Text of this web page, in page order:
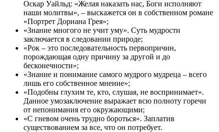
Оскар Уайльд: «Желая наказать нас, Боги исполняют
наши молитвы», – выскажется он в собственном романе
«Портрет Дориана Грея»;
«Знание многого не учит уму». Суть мудрости
заключается в следовании природе;
«Рок – это последовательность первопричин,
порождающая одну причину за другой и до
бесконечности»;
«Знание и понимание самого мудрого мудреца – всего
лишь его собственное мнение»;
«Подобны глухим те, кто, слушая, не воспринимает».
Данное умозаключение выражает всю полноту горечи
от непонимания его окружающими;
«С гневом очень трудно бороться». Заплатив
существованием за все, что он потребует.